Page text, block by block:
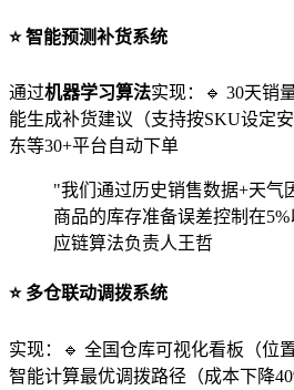
⭐ 智能预测补货系统
通过机器学习算法实现：🔹 30天销
能生成补货建议（支持按SKU设定
东等30+平台自动下单
"我们通过历史销售数据+天气
商品的库存准备误差控制在
应链算法负责人王哲
⭐ 多仓联动调拨系统
实现：🔹 全国仓库可视化看板（位
智能计算最优调拨路径（成本下降